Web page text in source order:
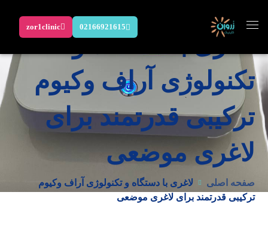
02166921615
zor1clinic
لاغری با دستگاه و
تکنولوژی آراف وکیوم
ترکیبی قدرتمند برای
لاغری موضعی
صفحه اصلی
لاغری با دستگاه و تکنولوژی آراف وکیوم
ترکیبی قدرتمند برای لاغری موضعی